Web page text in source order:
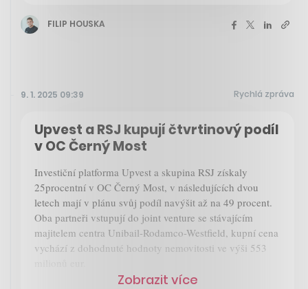
FILIP HOUSKA
9. 1. 2025 09:39 Rychlá zpráva
Upvest a RSJ kupují čtvrtinový podíl
v OC Černý Most
Investiční platforma Upvest a skupina RSJ získaly
25procentní v OC Černý Most, v následujících dvou
letech mají v plánu svůj podíl navýšit až na 49 procent.
Oba partneři vstupují do joint venture se stávajícím
majitelem centra Unibail-Rodamco-Westfield, kupní cena
vychází z dohodnuté hodnoty nemovitosti ve výši 553
Zobrazit více